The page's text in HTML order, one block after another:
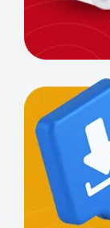
برق و
را برای خریدی